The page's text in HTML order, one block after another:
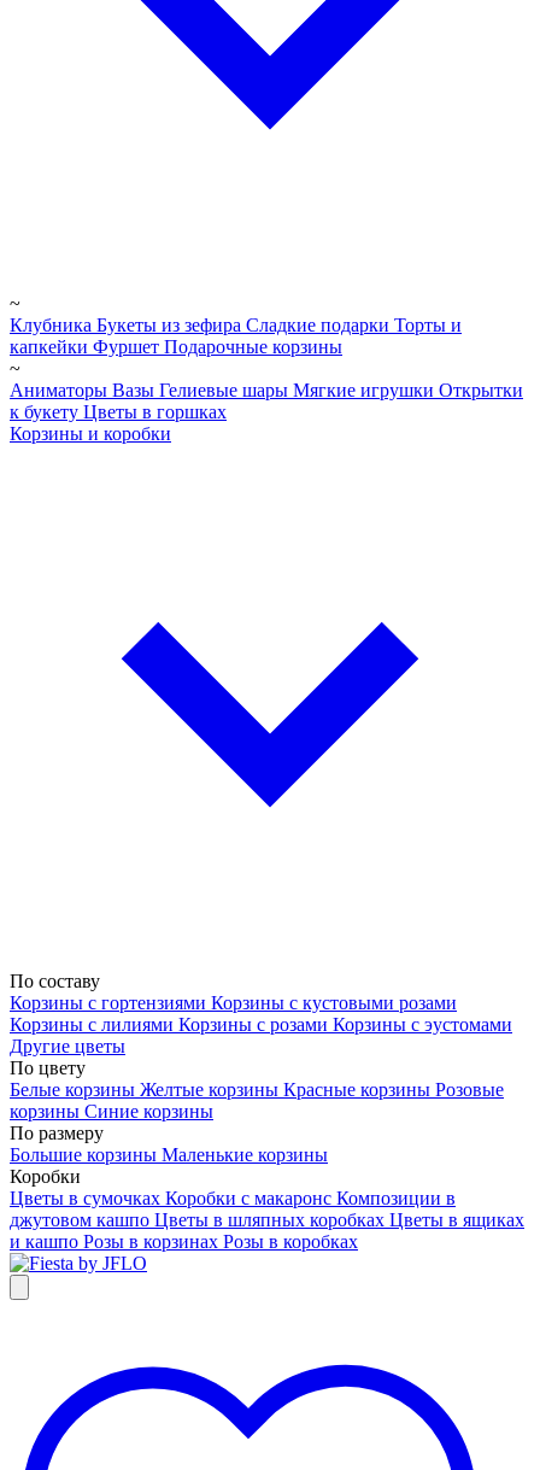
~
Клубника Букеты из зефира Сладкие подарки Торты и
капкейки Фуршет Подарочные корзины
~
Аниматоры Вазы Гелиевые шары Мягкие игрушки Открытки
к букету Цветы в горшках
Корзины и коробки
По составу
Корзины с гортензиями Корзины с кустовыми розами
Корзины с лилиями Корзины с розами Корзины с эустомами
Другие цветы
По цвету
Белые корзины Желтые корзины Красные корзины Розовые
корзины Синие корзины
По размеру
Большие корзины Маленькие корзины
Коробки
Цветы в сумочках Коробки с макаронс Композиции в
джутовом кашпо Цветы в шляпных коробках Цветы в ящиках
и кашпо Розы в корзинах Розы в коробках